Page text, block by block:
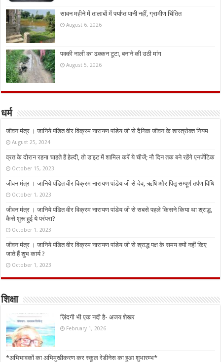
सावन महीने में तालाबों में पर्याप्त पानी नहीं, ग्रामीण चिंतित
August 6, 2026
पक्की नाली का ढक्कन टूटा, बनाने की उठी मांग
August 5, 2026
धर्म
जीवन मंत्र । जानिये पंडित वीर विक्रम नारायण पांडेय जी से दैनिक जीवन के शास्त्रोक्त नियम
August 25, 2024
व्रत के दौरान रहना चाहते हैं हेल्दी, तो डाइट में शामिल करें ये चीजें; नौ दिन तक बने रहेंगे एनर्जेटिक
October 15, 2023
जीवन मंत्र । जानिये पंडित वीर विक्रम नारायण पांडेय जी से देव, ऋषि और पितृ सम्पूर्ण तर्पण विधि
October 1, 2023
जीवन मंत्र । जानिये पंडित वीर विक्रम नारायण पांडेय जी से सबसे पहले किसने किया था श्राद्ध,
कैसे शुरू हुई ये परंपरा?
October 1, 2023
जीवन मंत्र । जानिये पंडित वीर विक्रम नारायण पांडेय जी से श्राद्ध पक्ष के समय क्यों नहीं किए
जाते हैं शुभ कार्य ?
October 1, 2023
शिक्षा
ज़िंदगी भी एक नदी है- अजय शेखर
February 1, 2026
*अभिभावकों का अभिमुखीकरण कर स्कूल रेडीनेस का हुआ शुभारम्भ*